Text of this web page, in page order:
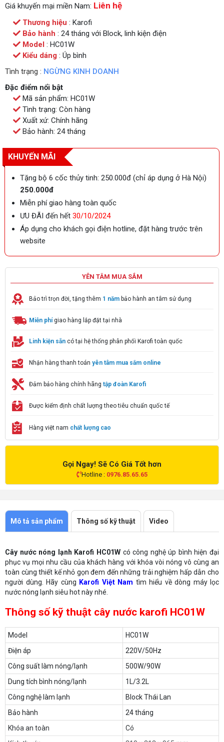
Giá khuyến mại miền Nam: Liên hệ
Thương hiệu : Karofi
Bảo hành : 24 tháng với Block, linh kiện điện
Model : HC01W
Kiểu dáng : Úp bình
Tình trạng : NGỪNG KINH DOANH
Đặc điểm nổi bật
Mã sản phẩm: HC01W
Tình trạng: Còn hàng
Xuất xứ: Chính hãng
Bảo hành: 24 tháng
KHUYẾN MÃI
Tặng bộ 6 cốc thủy tinh: 250.000đ (chỉ áp dụng ở Hà Nội)
250.000đ
Miễn phí giao hàng toàn quốc
ƯU ĐÃI đến hết 30/10/2024
Áp dụng cho khách gọi điện hotline, đặt hàng trước trên
website
YÊN TÂM MUA SẮM
Bảo trì trọn đời, tặng thêm 1 năm bảo hành an tâm sử dụng
Miễn phígiao hàng lắp đặt tại nhà
Linh kiện sẵn có tại hệ thống phân phối Karofi toàn quốc
Nhận hàng thanh toán yên tâm mua sắm online
Đảm bảo hàng chính hãng tập đoàn Karofi
Được kiểm định chất lượng theo tiêu chuẩn quốc tế
Hàng việt nam chất lượng cao
Gọi Ngay! Sẽ Có Giá Tốt hơn
Hotline : 0976.85.65.65
Mô tả sản phẩm Thông số kỹ thuật Video
Cây nước nóng lạnh Karofi HC01Wcó công nghệ úp bình hiện đại
phục vụ mọi nhu cầu của khách hàng với khóa vòi nóng vô cùng an
toàn cùng thiết kế nhỏ gọn đem đến những trải nghiệm hấp dẫn cho
người dùng. Hãy cùng Karofi Việt Nam tìm hiểu về dòng máy lọc
nước nóng lạnh siêu hot này nhé.
Thông số kỹ thuật cây nước karofi HC01W
Model
HC01W
Điện áp
220V/50Hz
Công suất làm nóng/lạnh
500W/90W
Dung tích bình nóng/lạnh
1L/3.2L
Công nghệ làm lạnh
Block Thái Lan
Bảo hành
24 tháng
Khóa an toàn
Có